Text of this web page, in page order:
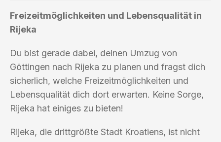
Freizeitmöglichkeiten und Lebensqualität in
Rijeka
Du bist gerade dabei, deinen Umzug von
Göttingen nach Rijeka zu planen und fragst dich
sicherlich, welche Freizeitmöglichkeiten und
Lebensqualität dich dort erwarten. Keine Sorge,
Rijeka hat einiges zu bieten!
Rijeka, die drittgrößte Stadt Kroatiens, ist nicht